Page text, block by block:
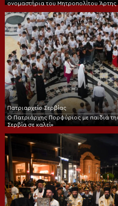
ονομαστήρια του Μητροπολίτου Άρτης
Πατριαρχείο Σερβίας
Ο Πατριάρχης Πορφύριος με παιδιά
Σερβία σε καλεί»